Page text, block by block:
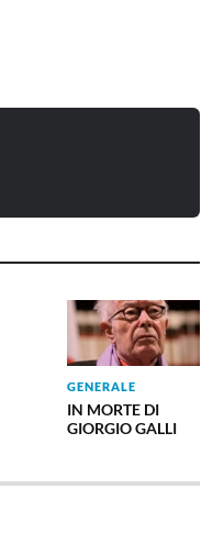
GENERALE
IN MORTE DI
GIORGIO GALLI